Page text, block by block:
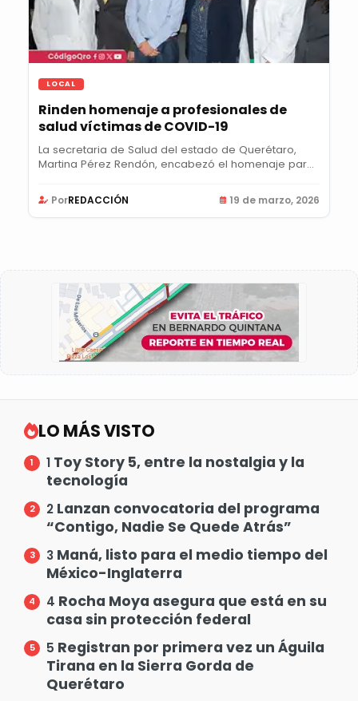
LOCAL
Rinden homenaje a profesionales de
salud víctimas de COVID-19
La secretaria de Salud del estado de Querétaro,
Martina Pérez Rendón, encabezó el homenaje para
PorREDACCIÓN 19 de marzo, 2026
LO MÁS VISTO
1 Toy Story 5, entre la nostalgia y la
tecnología
2 Lanzan convocatoria del programa
“Contigo, Nadie Se Quede Atrás”
3 Maná, listo para el medio tiempo del
México-Inglaterra
4 Rocha Moya asegura que está en su
casa sin protección federal
5 Registran por primera vez un Águila
Tirana en la Sierra Gorda de
Querétaro